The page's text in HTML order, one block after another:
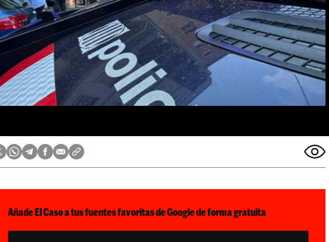
Añade El Caso a tus fuentes favoritas de Google de forma gratuita